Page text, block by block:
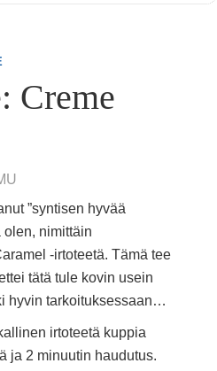
Creme
”syntisen hyvää
olen, nimittäin
-irtoteetä. Tämä tee
tätä tule kovin usein
hyvin tarkoituksessaan…
irtoteetä kuppia
ja 2 minuutin haudutus.